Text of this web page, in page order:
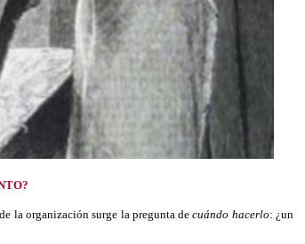
la organización surge la pregunta decuándo hacerlo: ¿un